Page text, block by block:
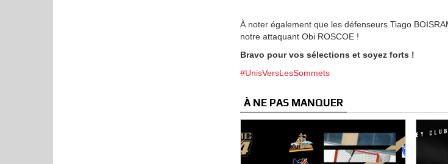
À noter également que les défenseurs Tiago
notre attaquant Obi ROSCOE !
Bravo pour vos sélections et soyez forts !
#UnisVersLesSommets
À NE PAS MANQUER